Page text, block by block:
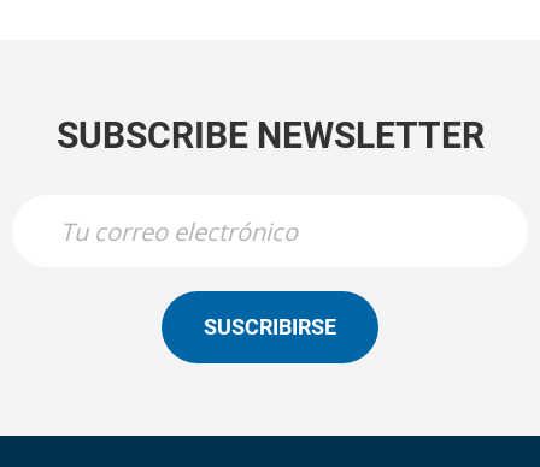
SUBSCRIBE NEWSLETTER
SUSCRIBIRSE